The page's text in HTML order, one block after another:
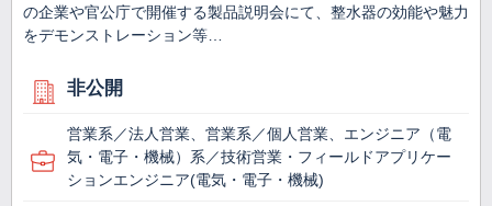
の企業や官公庁で開催する製品説明会にて、整水器の効能や魅力
をデモンストレーション等…
非公開
営業系／法人営業、営業系／個人営業、エンジニア（電
気・電子・機械）系／技術営業・フィールドアプリケー
ションエンジニア(電気・電子・機械)